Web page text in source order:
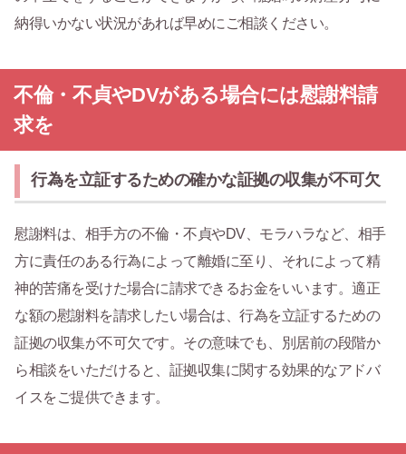
納得いかない状況があれば早めにご相談ください。
不倫・不貞やDVがある場合には慰謝料請
求を
行為を立証するための確かな証拠の収集が不可欠
慰謝料は、相手方の不倫・不貞やDV、モラハラなど、相手
方に責任のある行為によって離婚に至り、それによって精
神的苦痛を受けた場合に請求できるお金をいいます。適正
な額の慰謝料を請求したい場合は、行為を立証するための
証拠の収集が不可欠です。その意味でも、別居前の段階か
ら相談をいただけると、証拠収集に関する効果的なアドバ
イスをご提供できます。